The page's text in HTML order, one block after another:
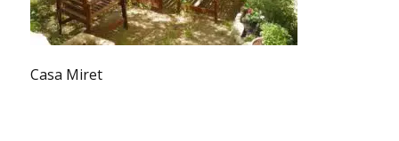
Casa Miret